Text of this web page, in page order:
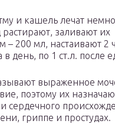
и кашель лечат
растирают, заливают их
– 200 мл, настаивают 2
день, по 1 ст.л. после
выраженное
поэтому их
сердечного
гриппе и простудах.